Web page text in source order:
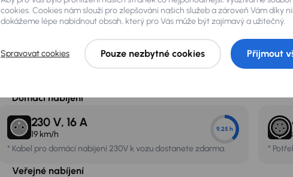
Letní provoz představuje jízdu při teplotě 23°C bez použití klimatizace. Zimní provoz
rychlosti 110 km/h. Výše uvedené údaje jsou pouze orientační odhady, aby spotřebitel lépe
elektromobilu mají vliv i další faktory, například rychlost a způsob jízdy, počasí, stav
Aures Holdings a.s. nenese odpovědnost za případné rozdíly v dojezdu.
Domácí nabíjení
230 V, 16 A
19 km/h
9,25 h
* Kabel pro domácí nabíjení 230V k vozu dostanete zdarma. *
Veřejné nabíjení
cookies. Cookies nám slouží pro zlepšování našich služeb a zároveň Vám díky
dokážeme lépe nabídnout obsah, který pro Vás může být zajímavý a užitečný.
Spravovat cookies Pouze nezbytné cookies Přijmout